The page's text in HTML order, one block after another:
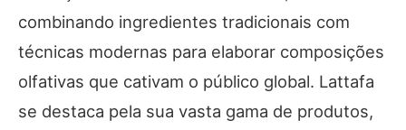
combinando ingredientes tradicionais com
técnicas modernas para elaborar composições
olfativas que cativam o público global. Lattafa
se destaca pela sua vasta gama de produtos,